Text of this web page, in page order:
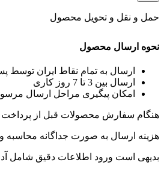
حمل و نقل و تحویل محصول
نحوه ارسال محصول
ارسال به تمام نقاط ایران توسط
ارسال بین 3 تا 7 روز کاری
امکان پیگیری مراحل ارسال
هنگام سفارش محصولات قبل از
هزینه ارسال به صورت جداگانه
بدیهی است ورود اطلاعات دقیق شامل